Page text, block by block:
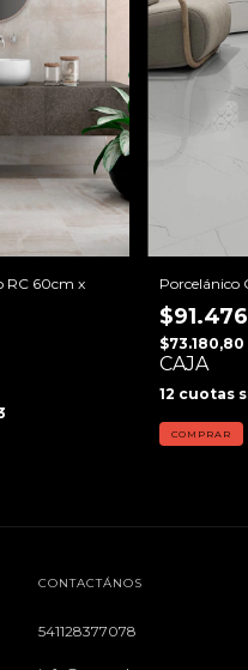
RC 60cm x Porcelánico
$91.476
$73.180,80
CAJA
12 cuotas
COMPRAR
CONTACTÁNOS
541128377078